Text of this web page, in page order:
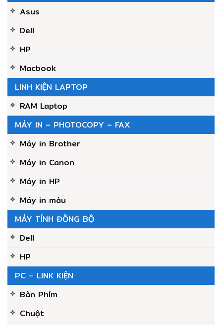
Asus
Dell
HP
Macbook
LINH KIỆN LAPTOP
RAM Laptop
MÁY IN – PHOTOCOPY – FAX
Máy in Brother
Máy in Canon
Máy in HP
Máy in màu
MÁY TÍNH ĐỒNG BỘ
Dell
HP
PC – LINK KIỆN
Bàn Phím
Chuột